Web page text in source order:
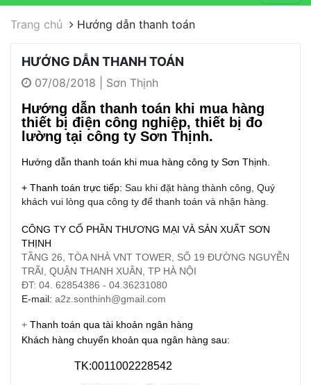
Trang chủ Hướng dẫn thanh toán
HƯỚNG DẪN THANH TOÁN
07/08/2018 | Sơn Thịnh
Hướng dẫn thanh toán khi mua hàng
thiết bị điện công nghiệp, thiết bị đo
lường tại công ty Sơn Thịnh.
Hướng dẫn thanh toán khi mua hàng công ty Sơn Thịnh.
+ Thanh toán trực tiếp: Sau khi đặt hàng thành công, Quý
khách vui lòng qua công ty để thanh toán và nhận hàng.
CÔNG TY CỔ PHẦN THƯƠNG MẠI VÀ SẢN XUẤT SƠN
THỊNH
TẦNG 26, TÒA NHÀ VNT TOWER, SỐ 19 ĐƯỜNG NGUYỄN
TRÃI, QUẬN THANH XUÂN, TP HÀ NỘI
ĐT: 04. 62854386 - 04.36231080
E-mail: a2z.sonthinh@gmail.com
+ Thanh toán qua tài khoản ngân hàng
Khách hàng chuyển khoản qua ngân hàng sau:
TK:0011002228542